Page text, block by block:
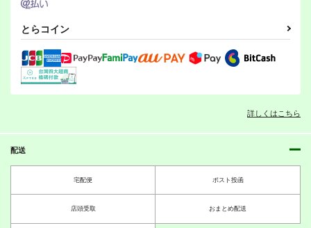
ボクカワウソ戦隊ビッ
クセブン
Mystic Lab
艦隊これくしょん-艦これ-
ボクカワウソ
カート
妙齢型重巡伝 残念だ
HYPER BRAND
艦隊これくしょん-艦これ-
カート
カート
660円（税込）
サンプル
作品詳細
サンプル
作品詳細
サンプル
山茶本舗
550円（税込）
艦隊これくしょん-艦これ-
加賀
鳳翔 提督
440円（税込）
加賀
瑞鶴
～嵐を呼ぶ激動の空母
専売 660
艦隊これくしょん-艦これ-
赤城
加賀
とらコイン
詳しくはこちら
配送
宅配便 ポスト投函
店頭受取 おまとめ配送